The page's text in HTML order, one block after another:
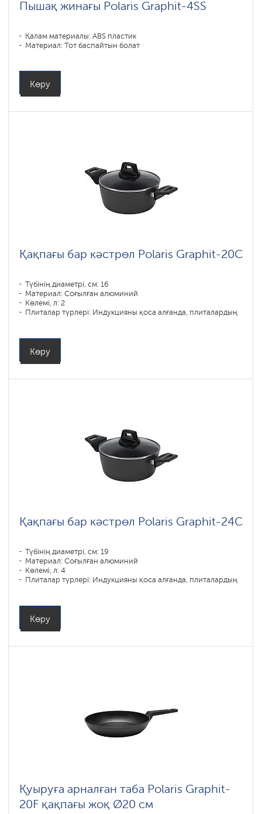
Пышақ жинағы Polaris Graphit-4SS
Қалам материалы: ABS пластик
Материал: Тот баспайтын болат
Көру
Қақпағы бар кәстрөл Polaris Graphit-20C
Түбінің диаметрі, см: 16
Материал: Соғылған алюминий
Көлемі, л: 2
Плиталар түрлері: Индукцияны қоса алғанда, плиталардың
Көру
Қақпағы бар кәстрөл Polaris Graphit-24C
Түбінің диаметрі, см: 19
Материал: Соғылған алюминий
Көлемі, л: 4
Плиталар түрлері: Индукцияны қоса алғанда, плиталардың
Көру
Қуыруға арналған таба Polaris Graphit-
20F қақпағы жоқ Ø20 см